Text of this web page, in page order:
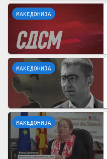
МАКЕДОНИЈА
МАКЕДОНИЈА
МАКЕДОНИЈА